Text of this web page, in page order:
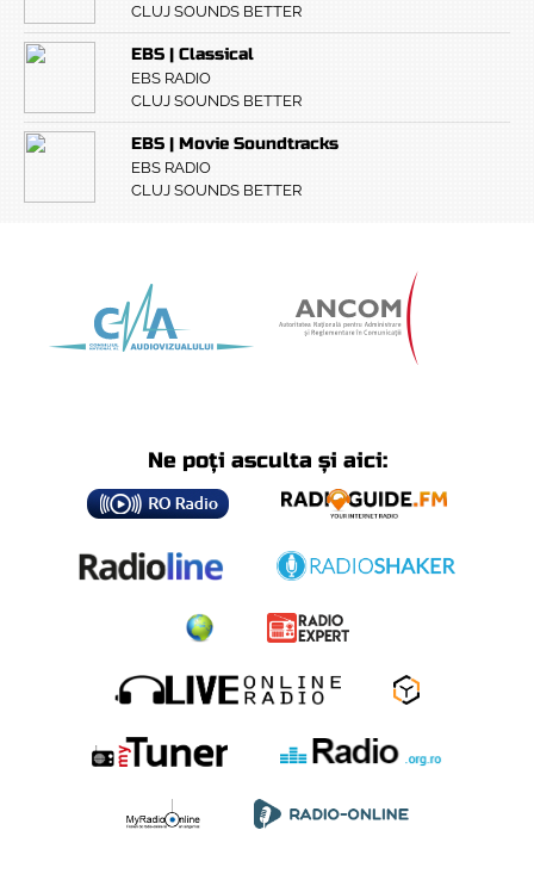
CLUJ SOUNDS BETTER
EBS | Classical
EBS RADIO
CLUJ SOUNDS BETTER
EBS | Movie Soundtracks
EBS RADIO
CLUJ SOUNDS BETTER
Ne poți asculta și aici: